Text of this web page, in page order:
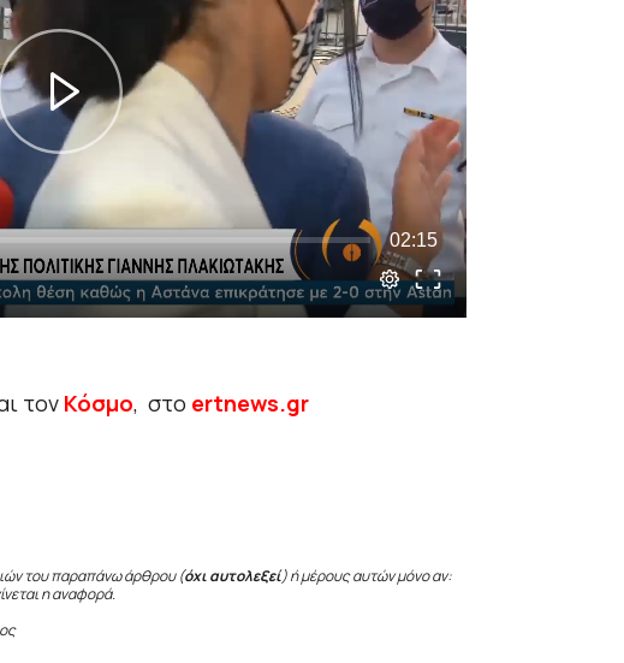
τον Κόσμο, στο ertnews.gr
του παραπάνω άρθρου (όχι αυτολεξεί) ή μέρους αυτών μόνο αν:
η αναφορά.